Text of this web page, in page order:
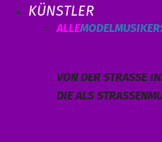
KÜNSTLER
ALLEMODELMUSIKER
VON DER STRASSE
IE ALS